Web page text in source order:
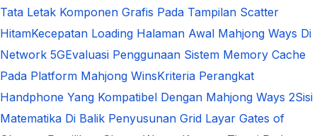
Tata Letak Komponen Grafis Pada Tampilan Scatter
HitamKecepatan Loading Halaman Awal Mahjong Ways Di
Network 5GEvaluasi Penggunaan Sistem Memory Cache
Pada Platform Mahjong WinsKriteria Perangkat
Handphone Yang Kompatibel Dengan Mahjong Ways 2Sisi
Matematika Di Balik Penyusunan Grid Layar Gates of